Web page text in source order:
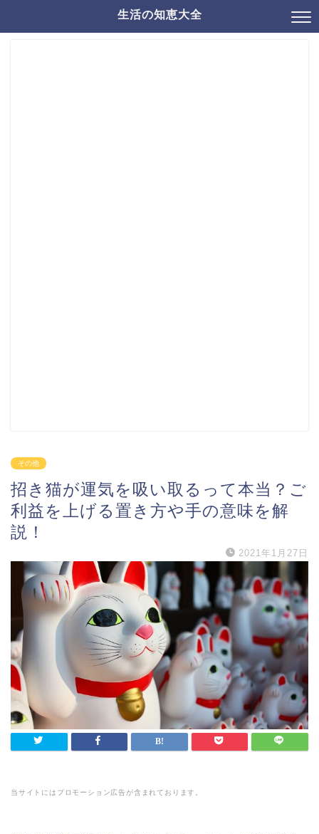
生活の知恵大全
その他
招き猫が運気を吸い取るって本当？ご
利益を上げる置き方や手の意味を解
説！
2021年1月27日
当サイトにはプロモーション広告が含まれております。